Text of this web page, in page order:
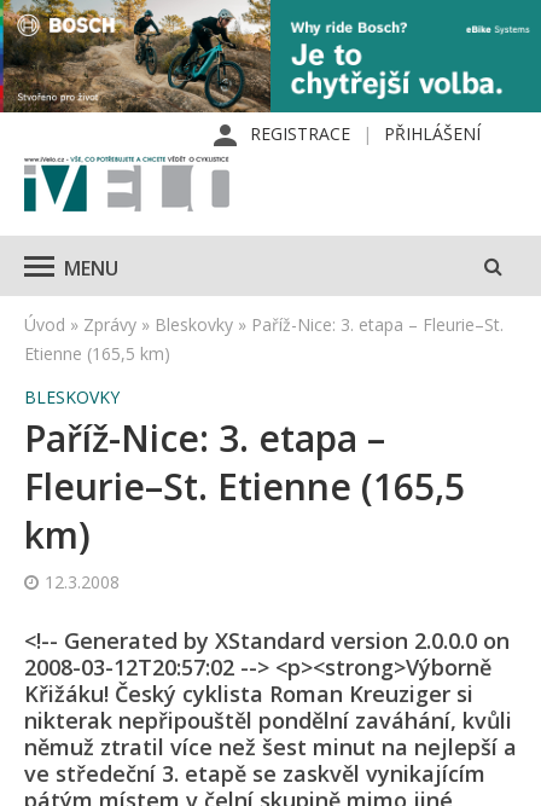
REGISTRACE PŘIHLÁŠENÍ
MENU
Úvod » Zprávy » Bleskovky » Paříž-Nice: 3. etapa – Fleurie–St.
Etienne (165,5 km)
BLESKOVKY
Paříž-Nice: 3. etapa –
Fleurie–St. Etienne (165,5
km)
12.3.2008
<!-- Generated by XStandard version 2.0.0.0 on
2008-03-12T20:57:02 --> <p><strong>Výborně
Křižáku! Český cyklista Roman Kreuziger si
nikterak nepřipouštěl pondělní zaváhání, kvůli
němuž ztratil více než šest minut na nejlepší a
ve středeční 3. etapě se zaskvěl vynikajícím